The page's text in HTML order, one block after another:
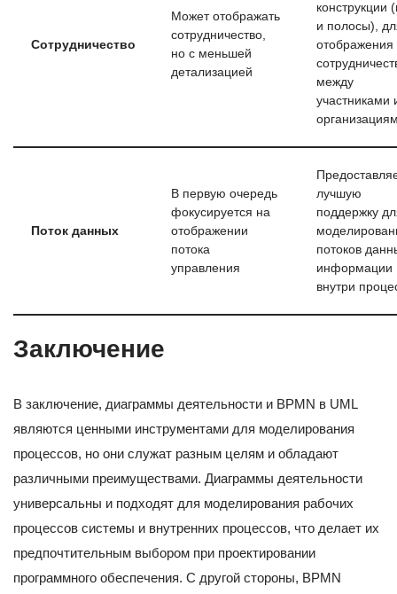
Сотрудничество
Может отображать
сотрудничество,
но с меньшей
детализацией
конструкции
и полосы),
отображения
между
участниками
Поток данных
В первую очередь
фокусируется на
отображении
потока
управления
лучшую
поддержку
потоков
информации
внутри
Заключение
В заключение, диаграммы деятельности и BPMN в UML
являются ценными инструментами для моделирования
процессов, но они служат разным целям и обладают
различными преимуществами. Диаграммы деятельности
универсальны и подходят для моделирования рабочих
процессов системы и внутренних процессов, что делает их
предпочтительным выбором при проектировании
программного обеспечения. С другой стороны, BPMN